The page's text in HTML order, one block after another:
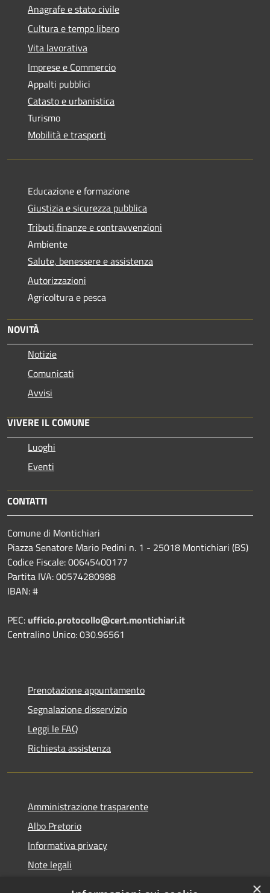
Anagrafe e stato civile
Cultura e tempo libero
Vita lavorativa
Imprese e Commercio
Appalti pubblici
Catasto e urbanistica
Turismo
Mobilità e trasporti
Educazione e formazione
Giustizia e sicurezza pubblica
Tributi,finanze e contravvenzioni
Ambiente
Salute, benessere e assistenza
Autorizzazioni
Agricoltura e pesca
NOVITÀ
Notizie
Comunicati
Avvisi
VIVERE IL COMUNE
Luoghi
Eventi
CONTATTI
Comune di Montichiari
Piazza Senatore Mario Pedini n. 1 - 25018 Montichiari (BS)
Codice Fiscale: 00645400177
Partita IVA: 00574280988
IBAN: #
PEC: ufficio.protocollo@cert.montichiari.it
Centralino Unico: 030.96561
Prenotazione appuntamento
Segnalazione disservizio
Leggi le FAQ
Richiesta assistenza
Amministrazione trasparente
Albo Pretorio
Informativa privacy
Note legali
×